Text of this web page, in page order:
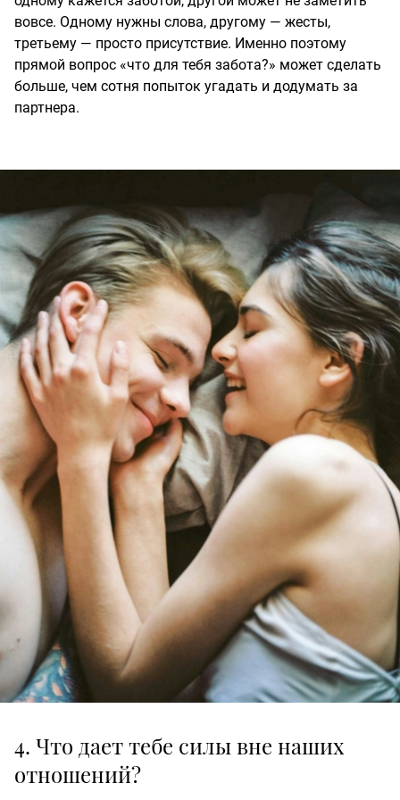
вовсе. Одному нужны слова, другому — жесты,
третьему — просто присутствие. Именно поэтому
прямой вопрос «что для тебя забота?» может сделать
больше, чем сотня попыток угадать и додумать за
партнера.
4. Что дает тебе силы вне наших
отношений?